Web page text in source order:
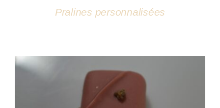
Pralines personnalisées